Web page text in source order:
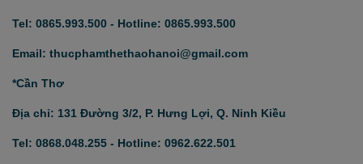
Tel: 0865.993.500 - Hotline: 0865.993.500
Email: thucphamthethaohanoi@gmail.com
*Cần Thơ
Địa chỉ: 131 Đường 3/2, P. Hưng Lợi, Q. Ninh Kiều
Tel: 0868.048.255 - Hotline: 0962.622.501